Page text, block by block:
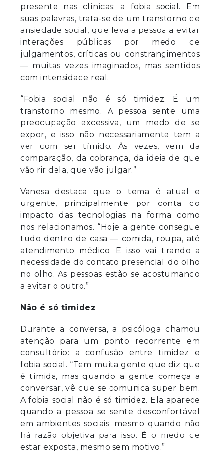
presente nas clínicas: a fobia social. Em
suas palavras, trata-se de um transtorno de
ansiedade social, que leva a pessoa a evitar
interações públicas por medo de
julgamentos, críticas ou constrangimentos
— muitas vezes imaginados, mas sentidos
com intensidade real.
“Fobia social não é só timidez. É um
transtorno mesmo. A pessoa sente uma
preocupação excessiva, um medo de se
expor, e isso não necessariamente tem a
ver com ser tímido. Às vezes, vem da
comparação, da cobrança, da ideia de que
vão rir dela, que vão julgar.”
Vanesa destaca que o tema é atual e
urgente, principalmente por conta do
impacto das tecnologias na forma como
nos relacionamos. “Hoje a gente consegue
tudo dentro de casa — comida, roupa, até
atendimento médico. E isso vai tirando a
necessidade do contato presencial, do olho
no olho. As pessoas estão se acostumando
a evitar o outro.”
Não é só timidez
Durante a conversa, a psicóloga chamou
atenção para um ponto recorrente em
consultório: a confusão entre timidez e
fobia social. “Tem muita gente que diz que
é tímida, mas quando a gente começa a
conversar, vê que se comunica super bem.
A fobia social não é só timidez. Ela aparece
quando a pessoa se sente desconfortável
em ambientes sociais, mesmo quando não
há razão objetiva para isso. É o medo de
estar exposta, mesmo sem motivo.”